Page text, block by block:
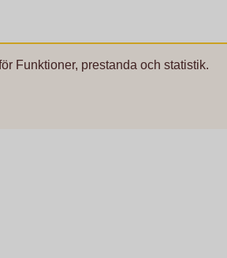
Funktioner, prestanda och statistik.